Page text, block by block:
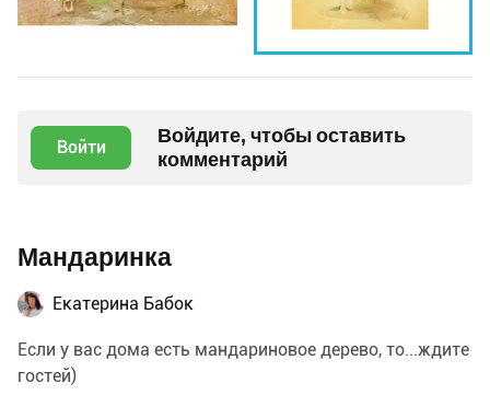
Войти
Войдите, чтобы оставить
комментарий
Мандаринка
Екатерина Бабок
Если у вас дома есть мандариновое дерево, то...ждите
гостей)